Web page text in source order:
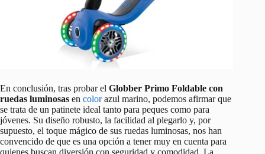
En conclusión, tras probar el Globber Primo Foldable con
ruedas luminosas en colorazul marino, podemos afirmar que
se trata de un patinete ideal tanto para peques como para
jóvenes. Su diseño robusto, la facilidad al plegarlo y, por
supuesto, el toque mágico de sus ruedas luminosas, nos han
convencido de que es una opción a tener muy en cuenta para
quienes buscan diversión con seguridad y comodidad. La